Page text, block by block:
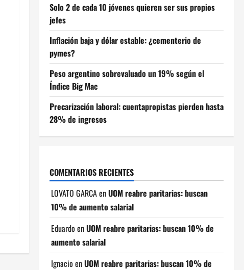
Solo 2 de cada 10 jóvenes quieren ser sus propios
jefes
Inflación baja y dólar estable: ¿cementerio de
pymes?
Peso argentino sobrevaluado un 19% según el
Índice Big Mac
Precarización laboral: cuentapropistas pierden hasta
28% de ingresos
COMENTARIOS RECIENTES
LOVATO GARCAenUOM reabre paritarias: buscan
10% de aumento salarial
Eduardo enUOM reabre paritarias: buscan 10% de
aumento salarial
Ignacio enUOM reabre paritarias: buscan 10% de